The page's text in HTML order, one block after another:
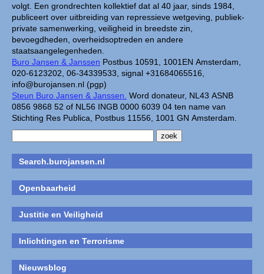
volgt. Een grondrechten kollektief dat al 40 jaar, sinds 1984,
publiceert over uitbreiding van repressieve wetgeving, publiek-
private samenwerking, veiligheid in breedste zin,
bevoegdheden, overheidsoptreden en andere
staatsaangelegenheden.
Buro Jansen & Janssen Postbus 10591, 1001EN Amsterdam,
020-6123202, 06-34339533, signal +31684065516,
info@burojansen.nl (pgp)
Steun Buro Jansen & Janssen. Word donateur, NL43 ASNB
0856 9868 52 of NL56 INGB 0000 6039 04 ten name van
Stichting Res Publica, Postbus 11556, 1001 GN Amsterdam.
Search.burojansen.nl
Openbaarheid
Justitie en Veiligheid
Inlichtingen en Terrorisme
Nieuwsblog